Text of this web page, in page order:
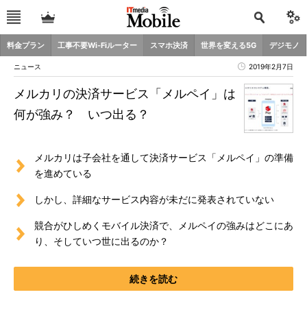
料金プラン 工事不要Wi-Fiルーター スマホ決済 世界を変える5G デジモノ
ニュース 2019年2月7日
メルカリの決済サービス「メルペイ」は
何が強み？ いつ出る？
メルカリは子会社を通して決済サービス「メルペイ」の準備
を進めている
しかし、詳細なサービス内容が未だに発表されていない
競合がひしめくモバイル決済で、メルペイの強みはどこにあ
り、そしていつ世に出るのか？
続きを読む